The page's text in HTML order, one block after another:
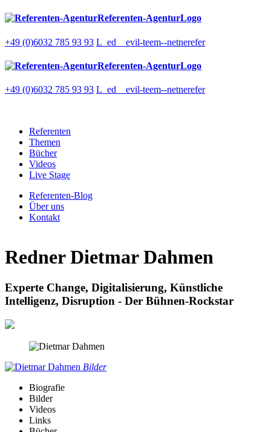
Referenten-AgenturLogo
+49 (0)6032 785 93 93 L_ed__evil-teem--netnerefer
Referenten-AgenturLogo
+49 (0)6032 785 93 93 L_ed__evil-teem--netnerefer
Referenten
Themen
Bücher
Videos
Live Stage
Referenten-Blog
Über uns
Kontakt
RednerDietmar Dahmen
Experte Change, Digitalisierung, Künstliche
Intelligenz, Disruption - Der Bühnen-Rockstar
Bilder
Biografie
Bilder
Videos
Links